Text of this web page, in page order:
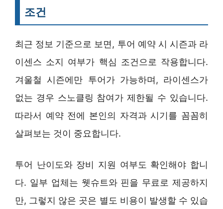
조건
최근 정보 기준으로 보면, 투어 예약 시 시즌과 라
이센스 소지 여부가 핵심 조건으로 작용합니다.
겨울철 시즌에만 투어가 가능하며, 라이센스가
없는 경우 스노클링 참여가 제한될 수 있습니다.
따라서 예약 전에 본인의 자격과 시기를 꼼꼼히
살펴보는 것이 중요합니다.
투어 난이도와 장비 지원 여부도 확인해야 합니
다. 일부 업체는 웻슈트와 핀을 무료로 제공하지
만, 그렇지 않은 곳은 별도 비용이 발생할 수 있습